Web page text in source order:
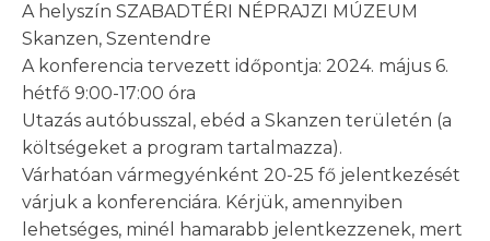
A helyszín SZABADTÉRI NÉPRAJZI MÚZEUM
Skanzen, Szentendre
A konferencia tervezett időpontja: 2024. május 6.
hétfő 9:00-17:00 óra
Utazás autóbusszal, ebéd a Skanzen területén (a
költségeket a program tartalmazza).
Várhatóan vármegyénként 20-25 fő jelentkezését
várjuk a konferenciára. Kérjük, amennyiben
lehetséges, minél hamarabb jelentkezzenek, mert